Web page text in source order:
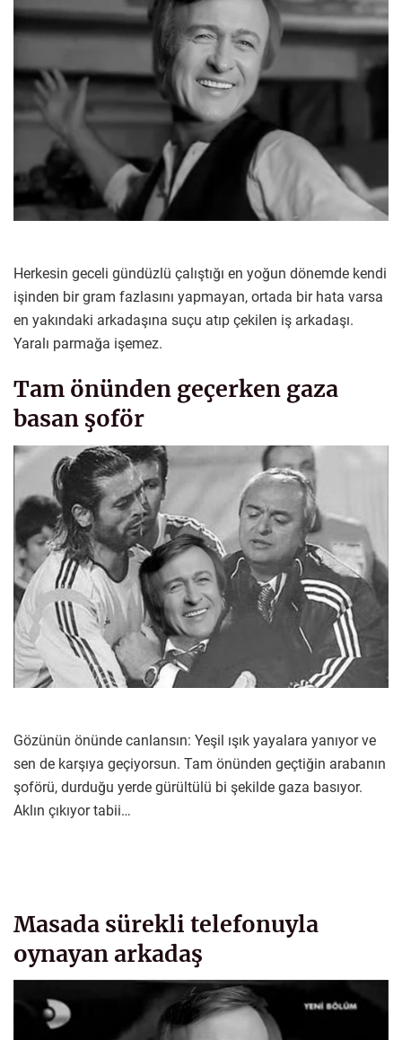
Herkesin geceli gündüzlü çalıştığı en yoğun dönemde kendi
işinden bir gram fazlasını yapmayan, ortada bir hata varsa
en yakındaki arkadaşına suçu atıp çekilen iş arkadaşı.
Yaralı parmağa işemez.
Tam önünden geçerken gaza
basan şoför
Gözünün önünde canlansın: Yeşil ışık yayalara yanıyor ve
sen de karşıya geçiyorsun. Tam önünden geçtiğin arabanın
şoförü, durduğu yerde gürültülü bi şekilde gaza basıyor.
Aklın çıkıyor tabii…
Masada sürekli telefonuyla
oynayan arkadaş